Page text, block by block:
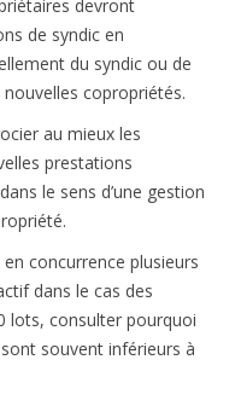
devront
de syndic en
du syndic ou de
copropriétés.
au mieux les
prestations
le sens d’une gestion
concurrence plusieurs
dans le cas des
lots, consulter pourquoi
souvent inférieurs à